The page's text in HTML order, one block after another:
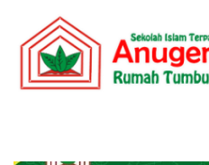
content
(Press